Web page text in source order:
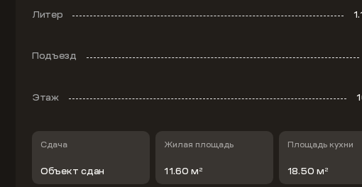
Литер
Подъезд
Этаж
Сдача
Объект сдан
Жилая площадь
11.60 м 2
Площадь кухни
18.50 м 2